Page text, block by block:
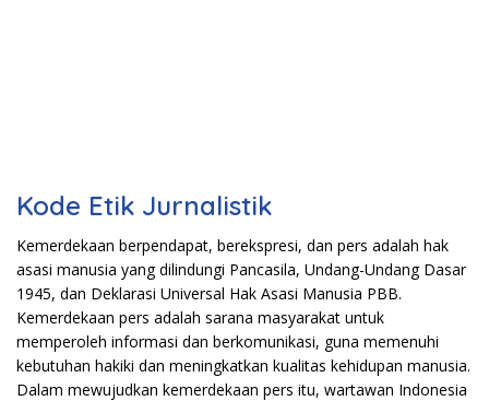
Kode Etik Jurnalistik
Kemerdekaan berpendapat, berekspresi, dan pers adalah hak
asasi manusia yang dilindungi Pancasila, Undang-Undang Dasar
1945, dan Deklarasi Universal Hak Asasi Manusia PBB.
Kemerdekaan pers adalah sarana masyarakat untuk
memperoleh informasi dan berkomunikasi, guna memenuhi
kebutuhan hakiki dan meningkatkan kualitas kehidupan manusia.
Dalam mewujudkan kemerdekaan pers itu, wartawan Indonesia